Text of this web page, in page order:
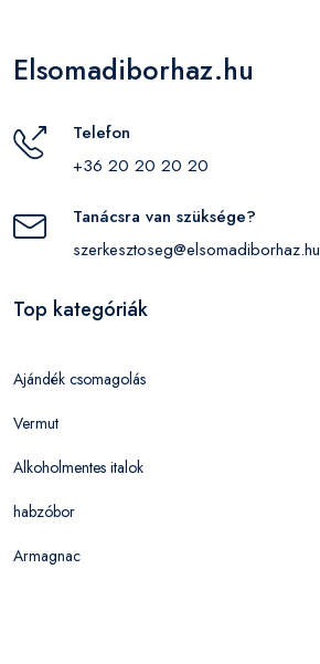
Elsomadiborhaz.hu
Telefon
+36 20 20 20 20
Tanácsra van szüksége?
szerkesztoseg@elsomadiborhaz.hu
Top kategóriák
Ajándék csomagolás
Vermut
Alkoholmentes italok
habzóbor
Armagnac